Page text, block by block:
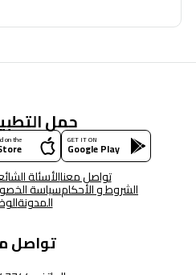
حمل
GET IT ON
Google Play
on the
تواصل معناالأسئلة
الشروط و الأحكامسياسة
المدونة
تواصل